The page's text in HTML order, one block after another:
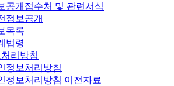
공개접수처 및 관련서식
정보공개
목록
법령
리방침
정보처리방침
정보처리방침 이전자료